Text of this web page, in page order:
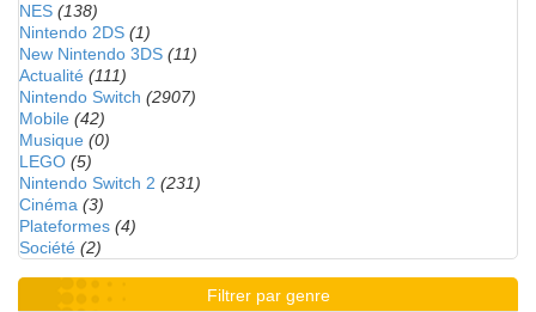
NES (138)
Nintendo 2DS (1)
New Nintendo 3DS (11)
Actualité (111)
Nintendo Switch (2907)
Mobile (42)
Musique (0)
LEGO (5)
Nintendo Switch 2 (231)
Cinéma (3)
Plateformes (4)
Société (2)
Filtrer par genre